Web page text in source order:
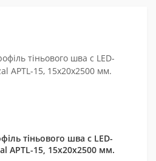
тіньового шва c LED-
APTL-15, 15х20х2500 мм.